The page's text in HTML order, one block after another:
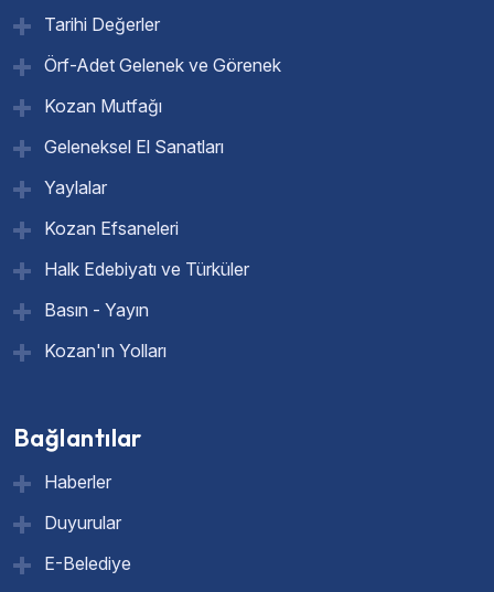
Tarihi Değerler
Örf-Adet Gelenek ve Görenek
Kozan Mutfağı
Geleneksel El Sanatları
Yaylalar
Kozan Efsaneleri
Halk Edebiyatı ve Türküler
Basın - Yayın
Kozan'ın Yolları
Bağlantılar
Haberler
Duyurular
E-Belediye